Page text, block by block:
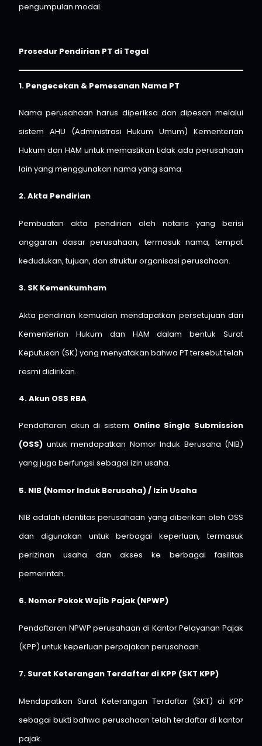
pengumpulan modal.
Prosedur Pendirian PT di Tegal
1. Pengecekan & Pemesanan Nama PT
Nama perusahaan harus diperiksa dan dipesan melalui
sistem AHU (Administrasi Hukum Umum) Kementerian
Hukum dan HAM untuk memastikan tidak ada perusahaan
lain yang menggunakan nama yang sama.
2. Akta Pendirian
Pembuatan akta pendirian oleh notaris yang berisi
anggaran dasar perusahaan, termasuk nama, tempat
kedudukan, tujuan, dan struktur organisasi perusahaan.
3. SK Kemenkumham
Akta pendirian kemudian mendapatkan persetujuan dari
Kementerian Hukum dan HAM dalam bentuk Surat
Keputusan (SK) yang menyatakan bahwa PT tersebut telah
resmi didirikan.
4. Akun OSS RBA
Pendaftaran akun di sistem Online Single Submission
(OSS) untuk mendapatkan Nomor Induk Berusaha (NIB)
yang juga berfungsi sebagai izin usaha.
5. NIB (Nomor Induk Berusaha) / Izin Usaha
NIB adalah identitas perusahaan yang diberikan oleh OSS
dan digunakan untuk berbagai keperluan, termasuk
perizinan usaha dan akses ke berbagai fasilitas
pemerintah.
6. Nomor Pokok Wajib Pajak (NPWP)
Pendaftaran NPWP perusahaan di Kantor Pelayanan Pajak
(KPP) untuk keperluan perpajakan perusahaan.
7. Surat Keterangan Terdaftar di KPP (SKT KPP)
Mendapatkan Surat Keterangan Terdaftar (SKT) di KPP
sebagai bukti bahwa perusahaan telah terdaftar di kantor
pajak.